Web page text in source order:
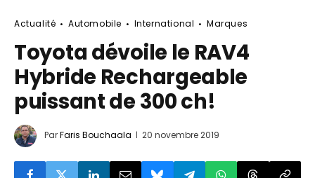
Actualité Automobile International Marques
Toyota dévoile le RAV4
Hybride Rechargeable
puissant de 300 ch!
ParFaris Bouchaala 20 novembre 2019